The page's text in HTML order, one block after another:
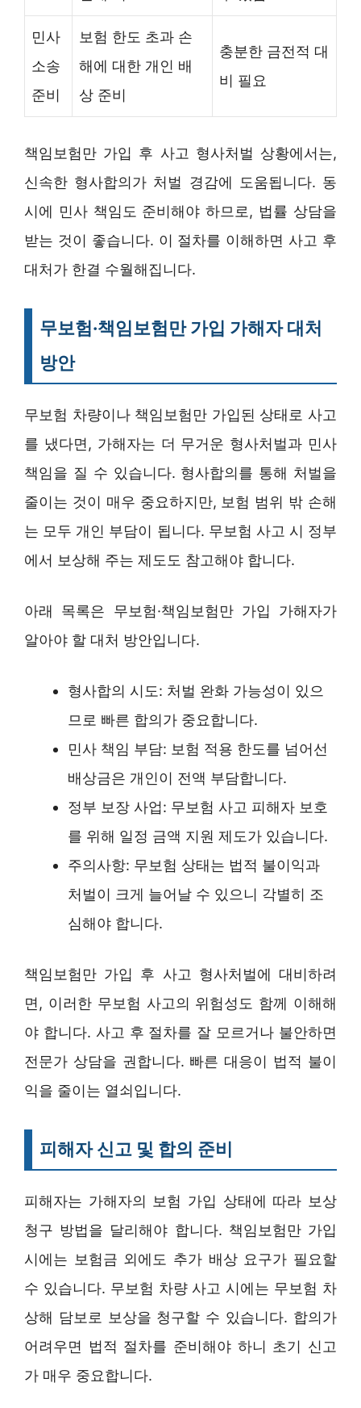
민사
소송
준비
보험 한도 초과 손
해에 대한 개인 배
상 준비
충분한 금전적 대
비 필요
책임보험만 가입 후 사고 형사처벌 상황에서는,
신속한 형사합의가 처벌 경감에 도움됩니다. 동
시에 민사 책임도 준비해야 하므로, 법률 상담을
받는 것이 좋습니다. 이 절차를 이해하면 사고 후
대처가 한결 수월해집니다.
무보험·책임보험만 가입 가해자 대처
방안
무보험 차량이나 책임보험만 가입된 상태로 사고
를 냈다면, 가해자는 더 무거운 형사처벌과 민사
책임을 질 수 있습니다. 형사합의를 통해 처벌을
줄이는 것이 매우 중요하지만, 보험 범위 밖 손해
는 모두 개인 부담이 됩니다. 무보험 사고 시 정부
에서 보상해 주는 제도도 참고해야 합니다.
아래 목록은 무보험·책임보험만 가입 가해자가
알아야 할 대처 방안입니다.
형사합의 시도: 처벌 완화 가능성이 있으
므로 빠른 합의가 중요합니다.
민사 책임 부담: 보험 적용 한도를 넘어선
배상금은 개인이 전액 부담합니다.
정부 보장 사업: 무보험 사고 피해자 보호
를 위해 일정 금액 지원 제도가 있습니다.
주의사항: 무보험 상태는 법적 불이익과
처벌이 크게 늘어날 수 있으니 각별히 조
심해야 합니다.
책임보험만 가입 후 사고 형사처벌에 대비하려
면, 이러한 무보험 사고의 위험성도 함께 이해해
야 합니다. 사고 후 절차를 잘 모르거나 불안하면
전문가 상담을 권합니다. 빠른 대응이 법적 불이
익을 줄이는 열쇠입니다.
피해자 신고 및 합의 준비
피해자는 가해자의 보험 가입 상태에 따라 보상
청구 방법을 달리해야 합니다. 책임보험만 가입
시에는 보험금 외에도 추가 배상 요구가 필요할
수 있습니다. 무보험 차량 사고 시에는 무보험 차
상해 담보로 보상을 청구할 수 있습니다. 합의가
어려우면 법적 절차를 준비해야 하니 초기 신고
가 매우 중요합니다.